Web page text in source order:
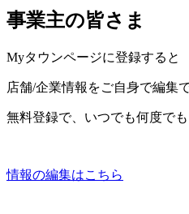
事業主の皆さま
Myタウンページに登録すると
店舗/企業情報をご自身で編集
無料登録で、いつでも何度で
情報の編集はこちら